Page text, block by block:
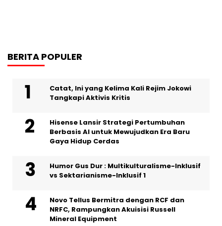
BERITA POPULER
Catat, Ini yang Kelima Kali Rejim Jokowi
Tangkapi Aktivis Kritis
Hisense Lansir Strategi Pertumbuhan
Berbasis AI untuk Mewujudkan Era Baru
Gaya Hidup Cerdas
Humor Gus Dur : Multikulturalisme-Inklusif
vs Sektarianisme-Inklusif 1
Novo Tellus Bermitra dengan RCF dan
NRFC, Rampungkan Akuisisi Russell
Mineral Equipment